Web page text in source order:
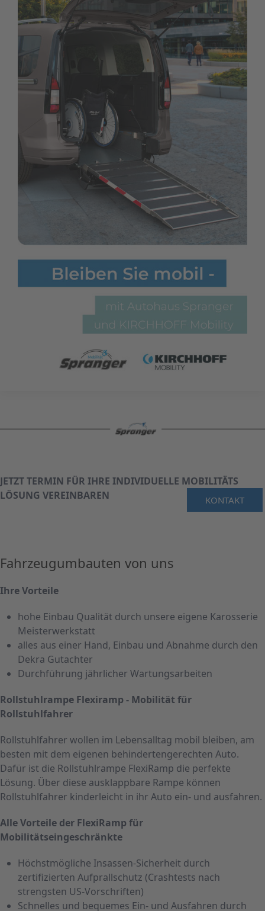
JETZT TERMIN FÜR IHRE INDIVIDUELLE MOBILITÄTS
LÖSUNG VEREINBAREN
KONTAKT
Fahrzeugumbauten von uns
Ihre Vorteile
hohe Einbau Qualität durch unsere eigene Karosserie
Meisterwerkstatt
alles aus einer Hand, Einbau und Abnahme durch den
Dekra Gutachter
Durchführung jährlicher Wartungsarbeiten
Rollstuhlrampe Flexiramp - Mobilität für
Rollstuhlfahrer
Rollstuhlfahrer wollen im Lebensalltag mobil bleiben, am
besten mit dem eigenen behindertengerechten Auto.
Dafür ist die Rollstuhlrampe FlexiRamp die perfekte
Lösung. Über diese ausklappbare Rampe können
Rollstuhlfahrer kinderleicht in ihr Auto ein- und ausfahren.
Alle Vorteile der FlexiRamp für
Mobilitätseingeschränkte
Höchstmögliche Insassen-Sicherheit durch
zertifizierten Aufprallschutz (Crashtests nach
strengsten US-Vorschriften)
Schnelles und bequemes Ein- und Ausfahren durch